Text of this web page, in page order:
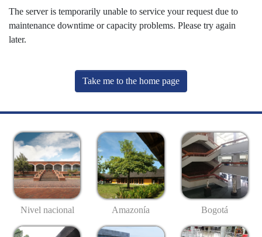
The server is temporarily unable to service your request due to
maintenance downtime or capacity problems. Please try again
later.
Take me to the home page
Nivel nacional Amazonía Bogotá